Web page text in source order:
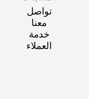
تواصل
معنا
خدمة
العملاء